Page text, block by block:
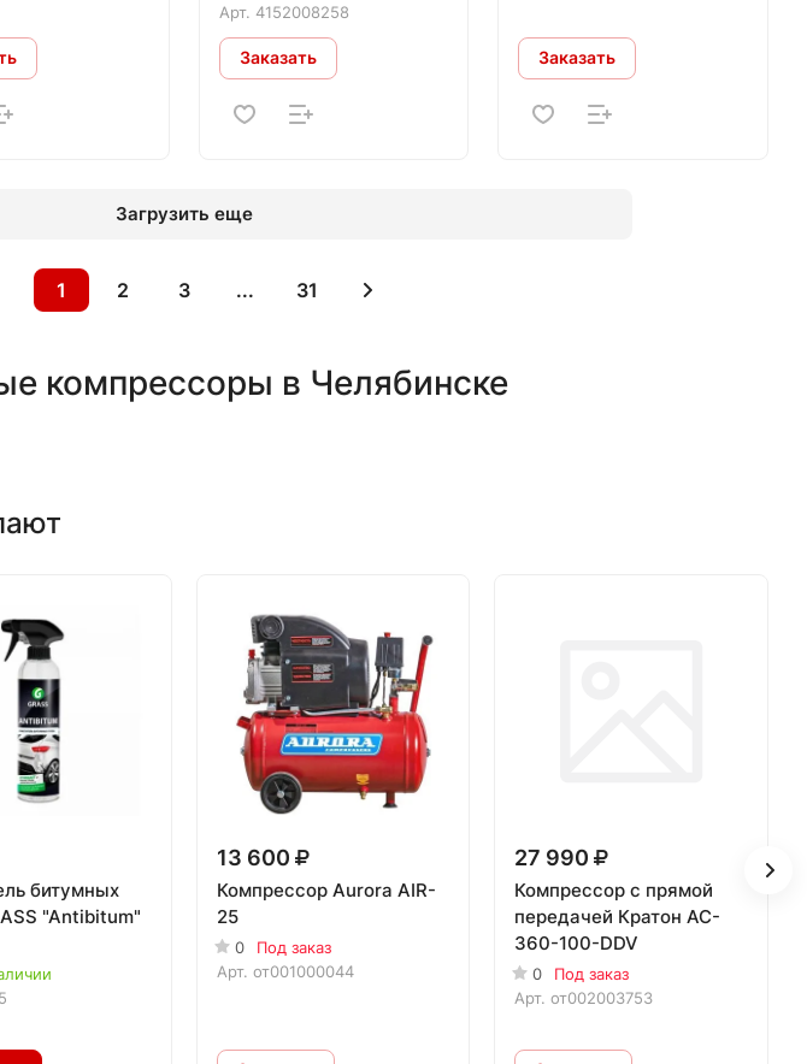
Арт. 4152008258
Заказать Заказать
Загрузить еще
1 2 3 ... 31
компрессоры в Челябинске
битумных
"Antibitum"
13 600
Компрессор Aurora AIR-
25
0
Под заказ
Арт. от001000044
27 990
Компрессор с прямой
передачей Кратон AC-
360-100-DDV
0
Под заказ
Арт.от002003753